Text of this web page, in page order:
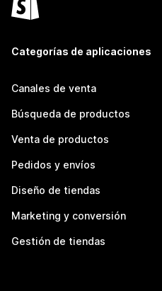
Categorías de aplicaciones
Canales de venta
Búsqueda de productos
Venta de productos
Pedidos y envíos
Diseño de tiendas
Marketing y conversión
Gestión de tiendas